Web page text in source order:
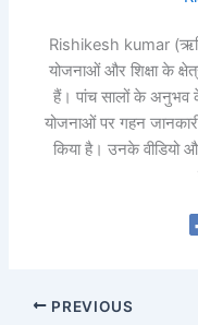
Rishikesh kumar
योजनाओं और शिक्षा के
हैं। पांच सालों के अनुभव
योजनाओं पर गहन
किया है। उनके वीडियो
PREVIOUS